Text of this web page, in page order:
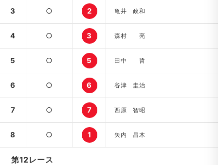
3 ○ 2 亀井 政和
4 ○ 3 森村 亮
5 ○ 5 田中 哲
6 ○ 6 谷津 圭治
7 ○ 7 西原 智昭
8 ○ 1 矢内 昌木
第12レース